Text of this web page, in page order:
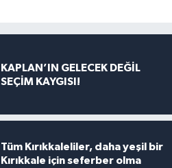
KAPLAN’IN GELECEK DEĞİL
SEÇİM KAYGISI!
Tüm Kırıkkaleliler, daha yeşil bir
Kırıkkale için seferber olma